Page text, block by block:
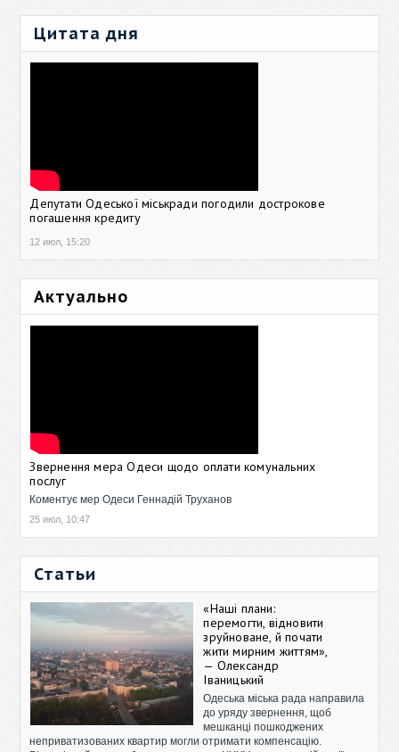
Цитата дня
Депутати Одеської міськради погодили дострокове
погашення кредиту
12 июл, 15:20
Актуально
Звернення мера Одеси щодо оплати комунальних
послуг
Коментує мер Одеси Геннадій Труханов
25 июл, 10:47
Статьи
«Наші плани:
перемогти, відновити
зруйноване, й почати
жити мирним життям»,
— Олександр
Іваницький
Одеська міська рада направила
до уряду звернення, щоб
мешканці пошкоджених
неприватизованих квартир могли отримати компенсацію.